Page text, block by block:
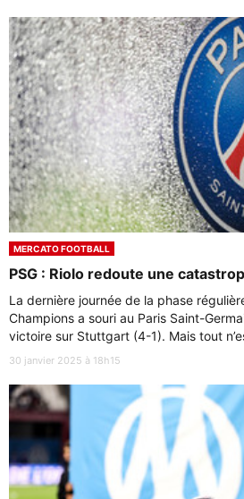
MERCATO FOOTBALL
PSG : Riolo redoute une
La dernière journée de la phase
Champions a souri au Paris Saint-
victoire sur Stuttgart (4-1). Mais tout
30 janvier 2025 à 18h15